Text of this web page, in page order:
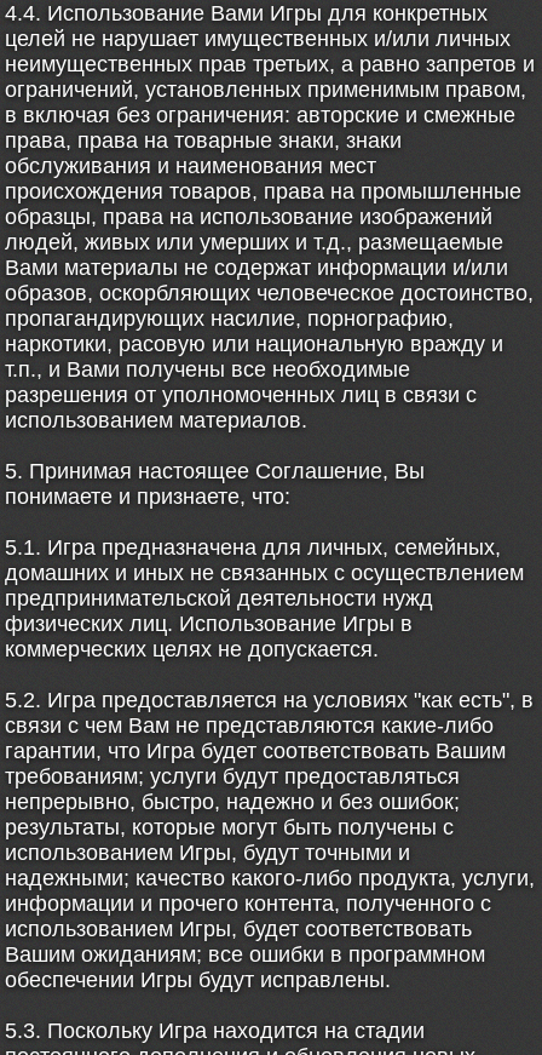
4.4. Использование Вами Игры для конкретных
целей не нарушает имущественных и/или личных
неимущественных прав третьих, а равно запретов и
ограничений, установленных применимым правом,
в включая без ограничения: авторские и смежные
права, права на товарные знаки, знаки
обслуживания и наименования мест
происхождения товаров, права на промышленные
образцы, права на использование изображений
людей, живых или умерших и т.д., размещаемые
Вами материалы не содержат информации и/или
образов, оскорбляющих человеческое достоинство,
пропагандирующих насилие, порнографию,
наркотики, расовую или национальную вражду и
т.п., и Вами получены все необходимые
разрешения от уполномоченных лиц в связи с
использованием материалов.
5. Принимая настоящее Соглашение, Вы
понимаете и признаете, что:
5.1. Игра предназначена для личных, семейных,
домашних и иных не связанных с осуществлением
предпринимательской деятельности нужд
физических лиц. Использование Игры в
коммерческих целях не допускается.
5.2. Игра предоставляется на условиях "как есть", в
связи с чем Вам не представляются какие-либо
гарантии, что Игра будет соответствовать Вашим
требованиям; услуги будут предоставляться
непрерывно, быстро, надежно и без ошибок;
результаты, которые могут быть получены с
использованием Игры, будут точными и
надежными; качество какого-либо продукта, услуги,
информации и прочего контента, полученного с
использованием Игры, будет соответствовать
Вашим ожиданиям; все ошибки в программном
обеспечении Игры будут исправлены.
5.3. Поскольку Игра находится на стадии